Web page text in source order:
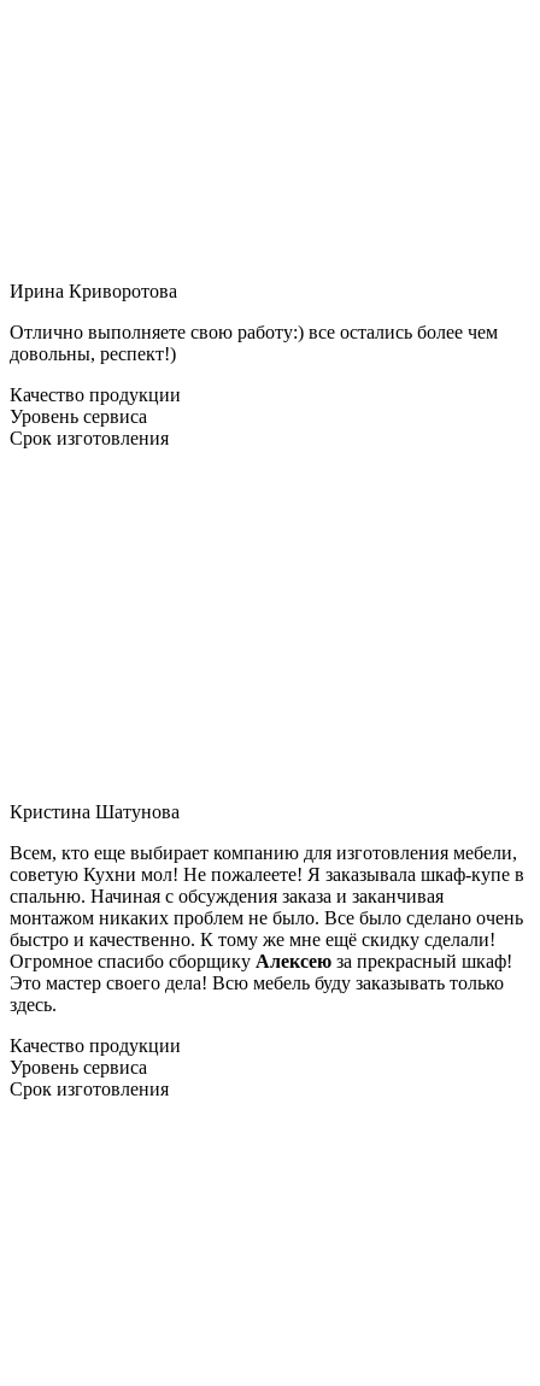
Ирина Криворотова
Отлично выполняете свою работу:) все остались более чем
довольны, респект!)
Качество продукции
Уровень сервиса
Срок изготовления
Кристина Шатунова
Всем, кто еще выбирает компанию для изготовления мебели,
советую Кухни мол! Не пожалеете! Я заказывала шкаф-купе в
спальню. Начиная с обсуждения заказа и заканчивая
монтажом никаких проблем не было. Все было сделано очень
быстро и качественно. К тому же мне ещё скидку сделали!
Огромное спасибо сборщику Алексею за прекрасный шкаф!
Это мастер своего дела! Всю мебель буду заказывать только
здесь.
Качество продукции
Уровень сервиса
Срок изготовления